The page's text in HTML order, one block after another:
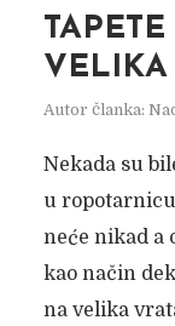
Autor članka:
VELIKA
Autor članka:
Nekada su
u
neće nikad a
kao način
na velika